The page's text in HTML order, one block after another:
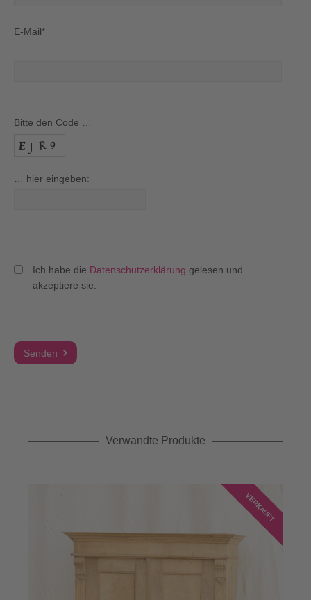
E-Mail*
Bitte den Code …
… hier eingeben:
Ich habe die Datenschutzerklärung gelesen und
akzeptiere sie.
Verwandte Produkte
VERKAUFT